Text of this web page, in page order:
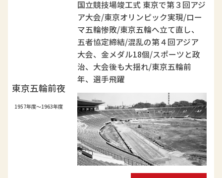
東京五輪前夜
1957年度～1963年度
国立競技場竣工式 東京で第３回アジ
ア大会/東京オリンピック実現/ロー
マ五輪惨敗/東京五輪へ立て直し、
五者協定締結/混乱の第４回アジア
大会、金メダル18個/スポーツと政
治、大会後も大揺れ/東京五輪前
年、選手飛躍